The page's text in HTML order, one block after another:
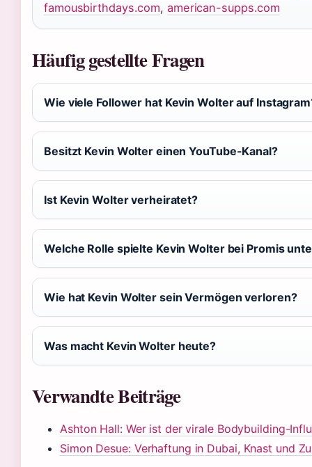
famousbirthdays.com, american-supps.com
Häufig gestellte Fragen
Wie viele Follower hat Kevin Wolter auf
Besitzt Kevin Wolter einen YouTube-Kanal?
Ist Kevin Wolter verheiratet?
Welche Rolle spielte Kevin Wolter bei Promis
Wie hat Kevin Wolter sein Vermögen verloren?
Was macht Kevin Wolter heute?
Verwandte Beiträge
Ashton Hall: Wer ist der virale Bodybuilding-
Simon Desue: Verhaftung in Dubai, Knast und